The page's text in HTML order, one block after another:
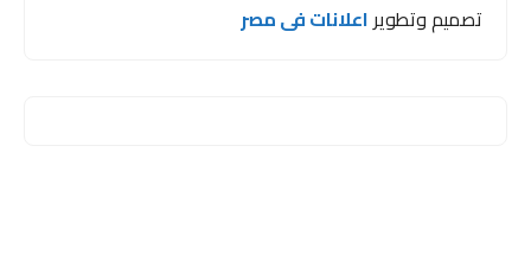
تصميم وتطويراعلانات فى مصر